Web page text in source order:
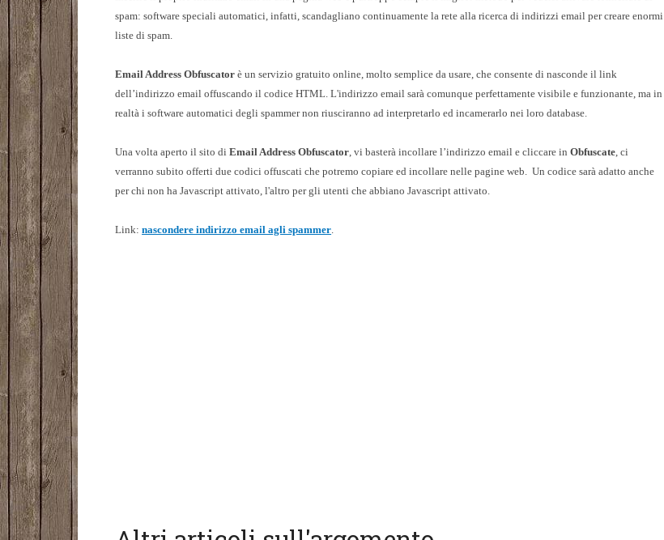
spam: software speciali automatici, infatti, scandagliano continuamente la rete alla ricerca di indirizzi email per creare enormi
liste di spam.
Email Address Obfuscator è un servizio gratuito online, molto semplice da usare, che consente di nasconde il link
dell’indirizzo email offuscando il codice HTML. L'indirizzo email sarà comunque perfettamente visibile e funzionante, ma in
realtà i software automatici degli spammer non riusciranno ad interpretarlo ed incamerarlo nei loro database.
Una volta aperto il sito diEmail Address Obfuscator, vi basterà incollare l’indirizzo email e cliccare inObfuscate, ci
verranno subito offerti due codici offuscati che potremo copiare ed incollare nelle pagine web. Un codice sarà adatto anche
per chi non ha Javascript attivato, l'altro per gli utenti che abbiano Javascript attivato.
Link:nascondere indirizzo email agli spammer.